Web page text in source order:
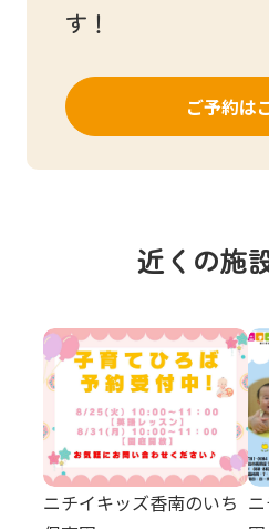
す！
ご予約は
近くの施
ニチイキッズ香南のいち